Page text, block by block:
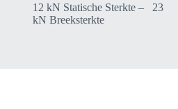
12 kN Statische Sterkte – 23
kN Breeksterkte